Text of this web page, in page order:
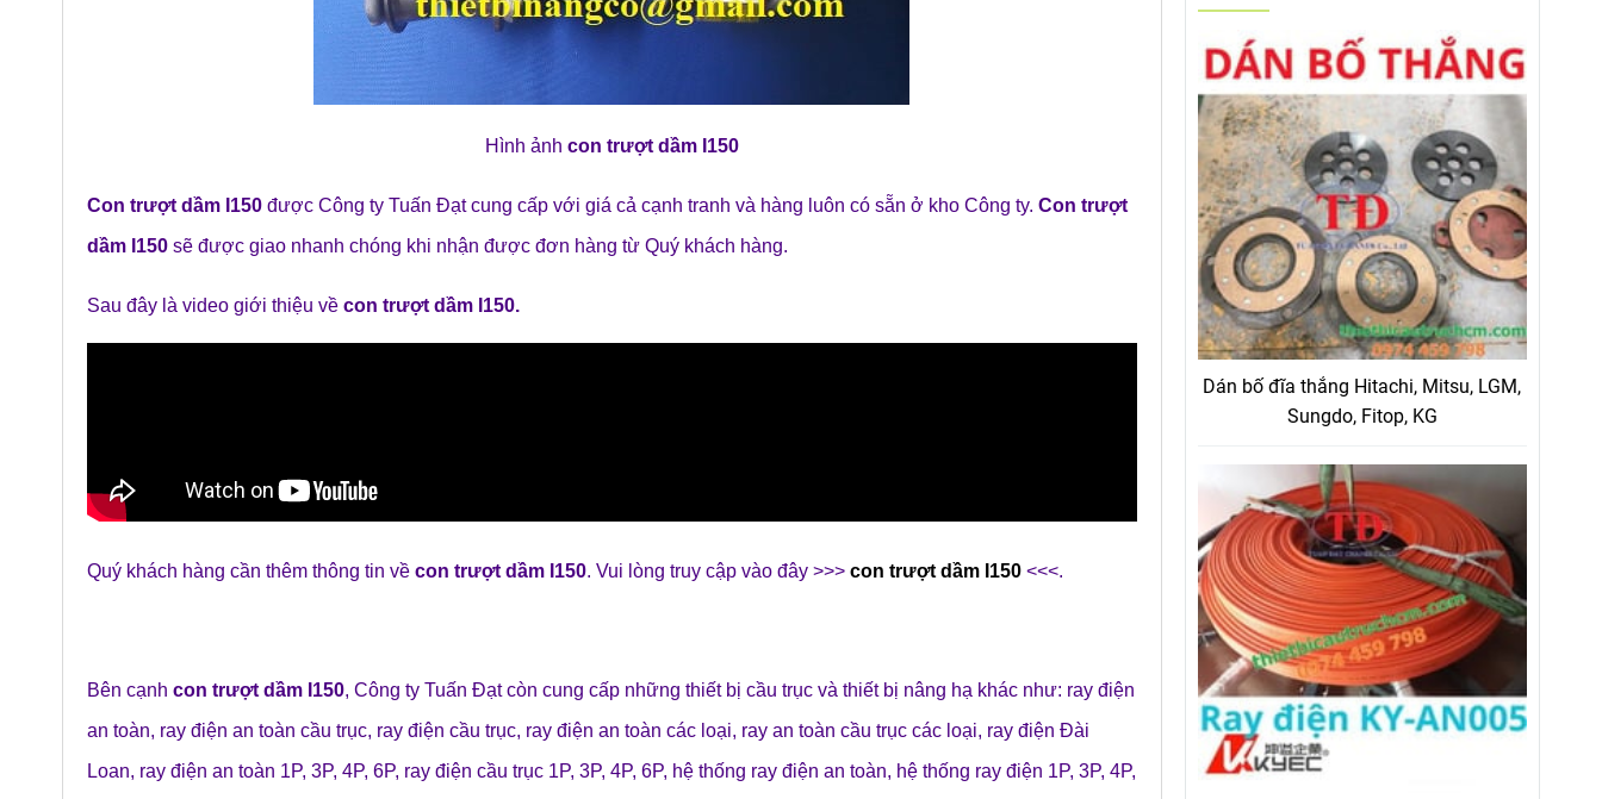
Hình ảnh con trượt dầm I150
Con trượt dầm I150 được Công ty Tuấn Đạt cung cấp với giá cả cạnh tranh và hàng luôn có sẵn ở kho Công ty. Con trượt
dầm I150 sẽ được giao nhanh chóng khi nhận được đơn hàng từ Quý khách hàng.
Sau đây là video giới thiệu về con trượt dầm I150.
Quý khách hàng cần thêm thông tin về con trượt dầm I150. Vui lòng truy cập vào đây >>> con trượt dầm I150 <<<.
Bên cạnh con trượt dầm I150, Công ty Tuấn Đạtcòn cung cấp những thiết bị cầu trục và thiết bị nâng hạ khác như: ray điện
an toàn, ray điện an toàn cầu trục, ray điện cầu trục, ray điện an toàn các loại, ray an toàn cầu trục các loại, ray điện Đài
Loan, ray điện an toàn 1P, 3P, 4P, 6P, ray điện cầu trục 1P, 3P, 4P, 6P, hệ thống ray điện an toàn, hệ thống ray điện 1P, 3P, 4P,
Dán bố đĩa thắng Hitachi, Mitsu, LGM,
Sungdo, Fitop, KG